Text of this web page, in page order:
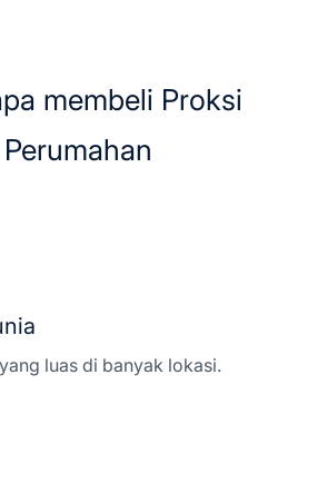
membeli Proksi
Perumahan
luas di banyak lokasi.